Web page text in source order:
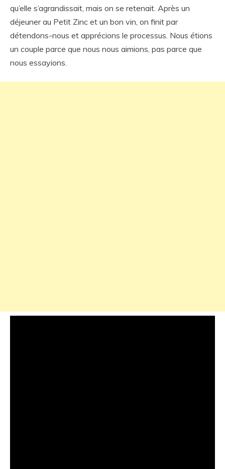
qu’elle s’agrandissait, mais on se retenait. Après un
déjeuner au Petit Zinc et un bon vin, on finit par
détendons-nous et apprécions le processus. Nous étions
un couple parce que nous nous aimions, pas parce que
nous essayions.